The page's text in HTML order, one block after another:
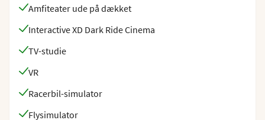
Amfiteater ude på dækket
Interactive XD Dark Ride Cinema
TV-studie
VR
Racerbil-simulator
Flysimulator